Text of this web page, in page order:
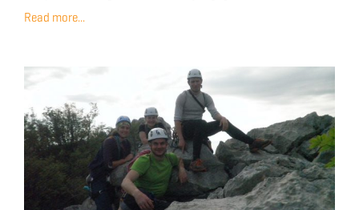
Read more...